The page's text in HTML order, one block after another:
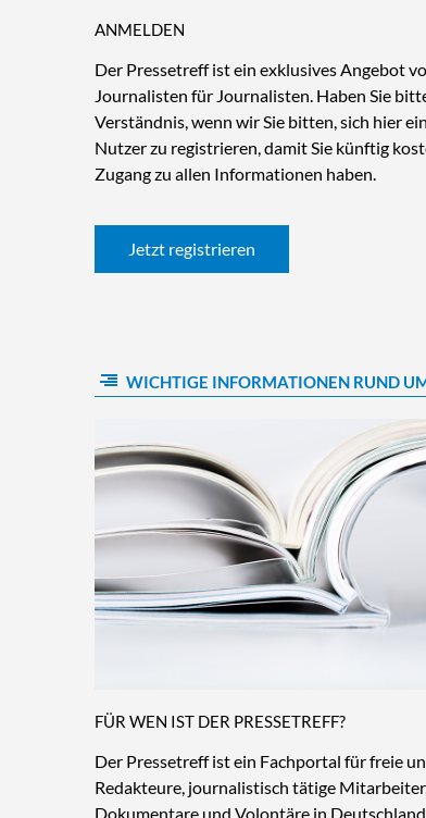
ANMELDEN
Der Pressetreff ist ein exklusives Angebot
Journalisten für Journalisten. Haben Sie
Verständnis, wenn wir Sie bitten, sich hier
Nutzer zu registrieren, damit Sie künftig
Zugang zu allen Informationen haben.
Jetzt registrieren
WICHTIGE INFORMATIONEN RUND
FÜR WEN IST DER PRESSETREFF?
Der Pressetreff ist ein Fachportal für freie
Redakteure, journalistisch tätige
Dokumentare und Volontäre in